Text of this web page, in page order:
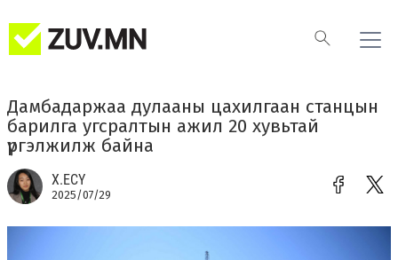
Дамбадаржаа дулааны цахилгаан станцын
барилга угсралтын ажил 20 хувьтай
үргэлжилж байна
Х.ЕСҮ
2025/07/29